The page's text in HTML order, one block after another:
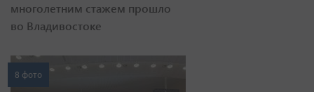
многолетним стажем прошло
во Владивостоке
8 фото